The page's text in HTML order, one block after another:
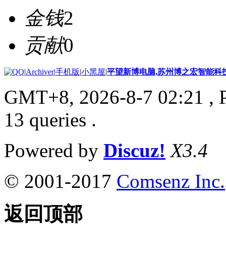
金钱2
贡献0
|Archiver|手机版|小黑屋|平望新博电脑,苏州博之宏智能科
GMT+8, 2026-8-7 02:21 ,
13 queries .
Powered by Discuz! X3.4
© 2001-2017 Comsenz Inc.
返回顶部